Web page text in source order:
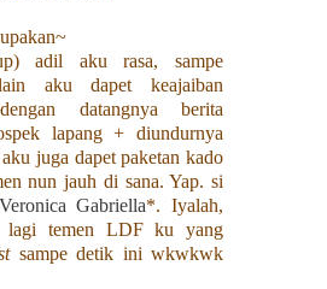
adil aku rasa, sampe
aku dapet keajaiban
datangnya berita
lapang + diundurnya
juga dapet paketan kado
nun jauh di sana. Yap. si
Veronica Gabriella*. Iyalah,
lagi temen LDF ku yang
sampe detik ini wkwkwk